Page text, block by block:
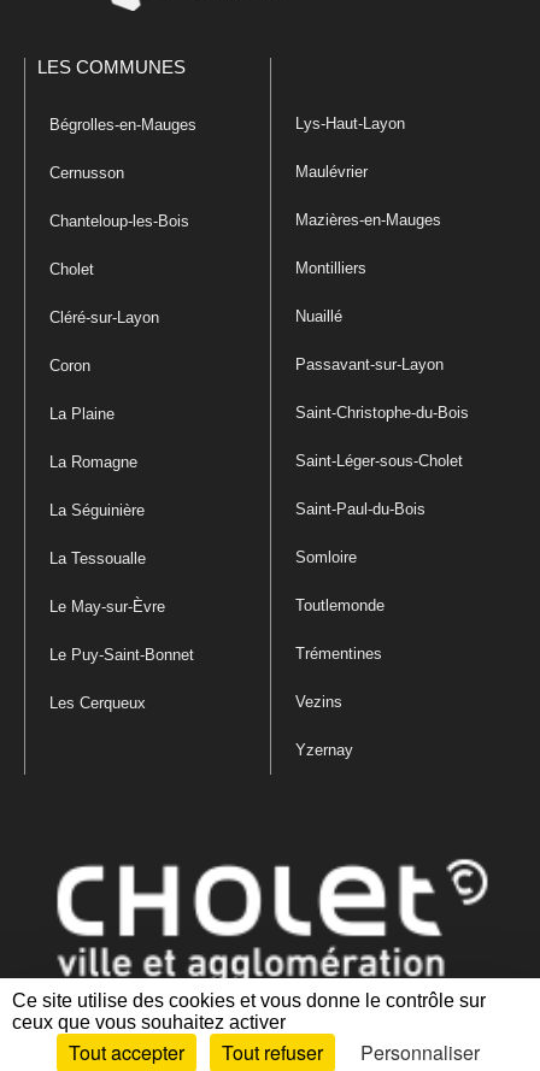
Ce site utilise des cookies et vous donne le contrôle sur
ceux que vous souhaitez activer
Tout accepter Tout refuser Personnaliser
LES COMMUNES
Bégrolles-en-Mauges
Cernusson
Chanteloup-les-Bois
Cholet
Cléré-sur-Layon
Coron
La Plaine
La Romagne
La Séguinière
La Tessoualle
Le May-sur-Èvre
Le Puy-Saint-Bonnet
Les Cerqueux
Lys-Haut-Layon
Maulévrier
Mazières-en-Mauges
Montilliers
Nuaillé
Passavant-sur-Layon
Saint-Christophe-du-Bois
Saint-Léger-sous-Cholet
Saint-Paul-du-Bois
Somloire
Toutlemonde
Trémentines
Vezins
Yzernay
Mentions légales|Politique de confidentialité
des cookies |Plan du site Accessibilité : partiellement conforme